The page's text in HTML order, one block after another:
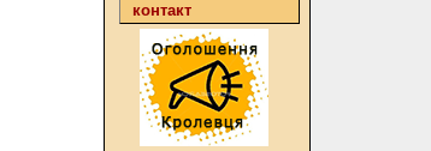
контакт